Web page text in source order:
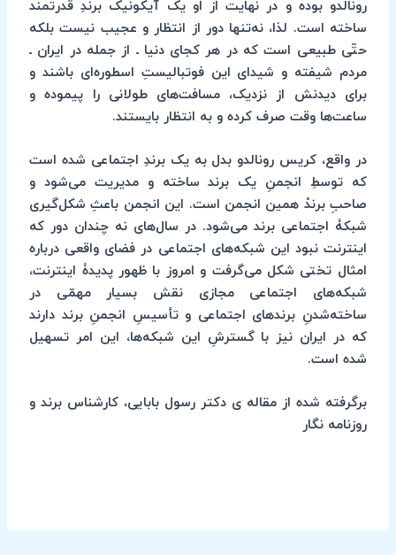
رونالدو بوده و در نهایت از او یک آیکونیک برندِ قدرتمند
ساخته است. لذا، نه‌تنها دور از انتظار و عجیب نیست بلکه
حتّی طبیعی است که در هر کجای دنیا ـ از جمله در ایران ـ
مردم شیفته و شیدای این فوتبالیستِ اسطوره‌ای باشند و
برای دیدنش از نزدیک، مسافت‌های طولانی را پیموده و
ساعت‌ها وقت صرف کرده و به انتظار بایستند.
در واقع، کریس رونالدو بدل به یک برندِ اجتماعی شده است
که توسطِ انجمنِ یک برند ساخته و مدیریت می‌شود و
صاحبِ برندْ همین انجمن است. این انجمن باعثِ شکل‌گیری
شبکۀ اجتماعی برند می‌شود. در سال‌های نه چندان دور که
اینترنت نبود این شبکه‌های اجتماعی در فضای واقعی درباره
امثال تختی شکل می‌گرفت و امروز با ظهور پدیدۀ اینترنت،
شبکه‌های اجتماعی مجازی نقش بسیار مهمّی در
ساخته‌شدنِ برندهای اجتماعی و تأسیسِ انجمنِ برند دارند
که در ایران نیز با گسترشِ این شبکه‌ها، این امر تسهیل
شده است.
برگرفته شده از مقاله‏ ی دکتر رسول بابایی، کارشناس برند و
روزنامه نگار